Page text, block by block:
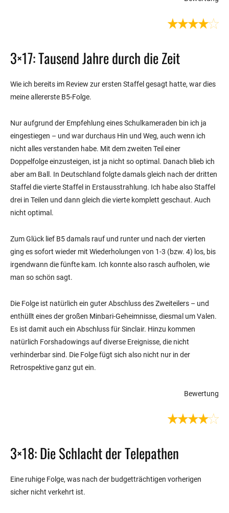
3×17: Tausend Jahre durch die Zeit
Wie ich bereits im Review zur ersten Staffel gesagt hatte, war dies
meine allererste B5-Folge.
Nur aufgrund der Empfehlung eines Schulkameraden bin ich ja
eingestiegen – und war durchaus Hin und Weg, auch wenn ich
nicht alles verstanden habe. Mit dem zweiten Teil einer
Doppelfolge einzusteigen, ist ja nicht so optimal. Danach blieb ich
aber am Ball. In Deutschland folgte damals gleich nach der dritten
Staffel die vierte Staffel in Erstausstrahlung. Ich habe also Staffel
drei in Teilen und dann gleich die vierte komplett geschaut. Auch
nicht optimal.
Zum Glück lief B5 damals rauf und runter und nach der vierten
ging es sofort wieder mit Wiederholungen von 1-3 (bzw. 4) los, bis
irgendwann die fünfte kam. Ich konnte also rasch aufholen, wie
man so schön sagt.
Die Folge ist natürlich ein guter Abschluss des Zweiteilers – und
enthüllt eines der großen Minbari-Geheimnisse, diesmal um Valen.
Es ist damit auch ein Abschluss für Sinclair. Hinzu kommen
natürlich Forshadowings auf diverse Ereignisse, die nicht
verhinderbar sind. Die Folge fügt sich also nicht nur in der
Retrospektive ganz gut ein.
Bewertung
3×18: Die Schlacht der Telepathen
Eine ruhige Folge, was nach der budgetträchtigen vorherigen
sicher nicht verkehrt ist.